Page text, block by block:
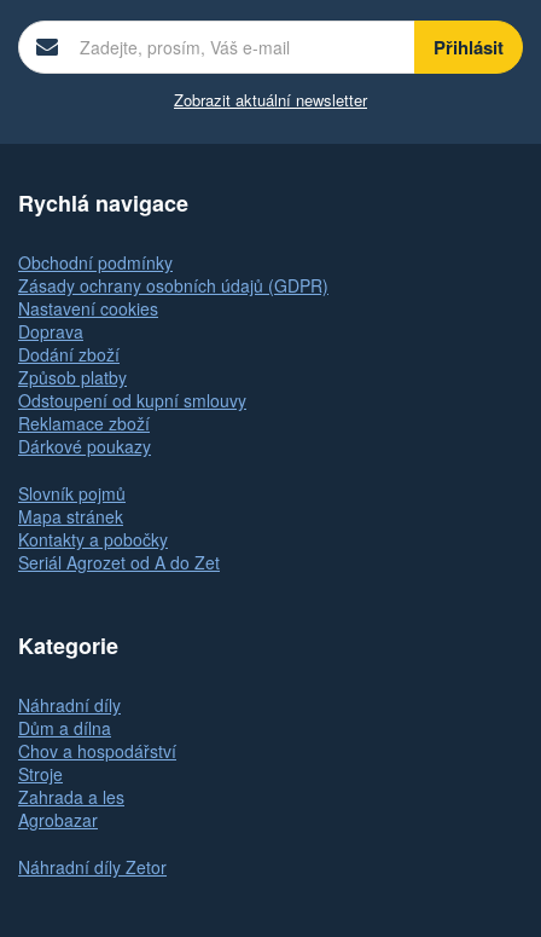
Zobrazit aktuální newsletter
Rychlá navigace
Obchodní podmínky
Zásady ochrany osobních údajů (GDPR)
Nastavení cookies
Doprava
Dodání zboží
Způsob platby
Odstoupení od kupní smlouvy
Reklamace zboží
Dárkové poukazy
Slovník pojmů
Mapa stránek
Kontakty a pobočky
Seriál Agrozet od A do Zet
Kategorie
Náhradní díly
Dům a dílna
Chov a hospodářství
Stroje
Zahrada a les
Agrobazar
Náhradní díly Zetor